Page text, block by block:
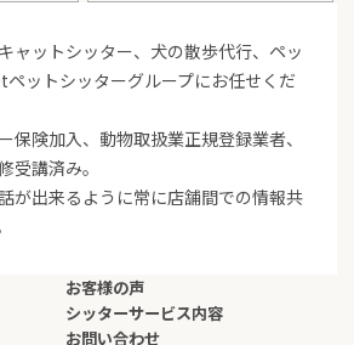
ャットシッター、犬の散歩代行、ペッ
ットシッターグループにお任せくだ
保険加入、動物取扱業正規登録業者、
受講済み。
が出来るように常に店舗間での情報共
お客様の声
シッターサービス内容
お問い合わせ